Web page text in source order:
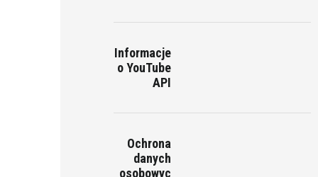
Informacje
o YouTube
API
Ochrona
danych
osobowyc